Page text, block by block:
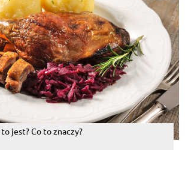
jest? Co to znaczy?